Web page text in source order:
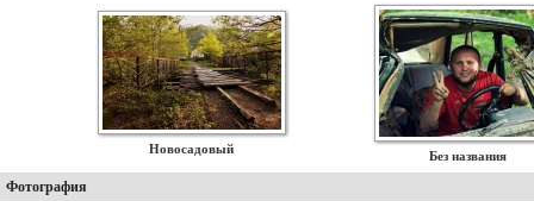
Новосадовый
Без названия
Фотография